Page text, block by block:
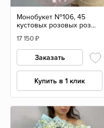
Монобукет №106, 45
кустовых розовых роз
17 150₽
Заказать
Купить в 1 клик